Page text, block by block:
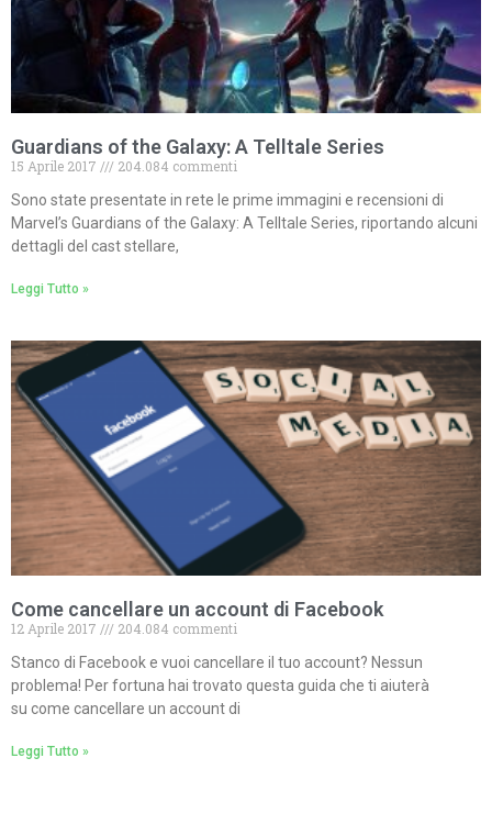
Guardians of the Galaxy: A Telltale Series
15 Aprile 2017
204.084 commenti
Sono state presentate in rete le prime immagini e recensioni di
Marvel’s Guardians of the Galaxy: A Telltale Series, riportando alcuni
dettagli del cast stellare,
Leggi Tutto »
Come cancellare un account di Facebook
12 Aprile 2017
204.084 commenti
Stanco di Facebook e vuoi cancellare il tuo account? Nessun
problema! Per fortuna hai trovato questa guida che ti aiuterà
su come cancellare un account di
Leggi Tutto »